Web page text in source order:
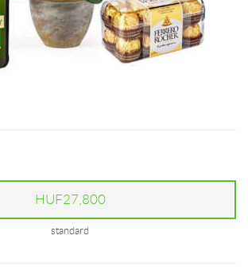
HUF27,800
standard